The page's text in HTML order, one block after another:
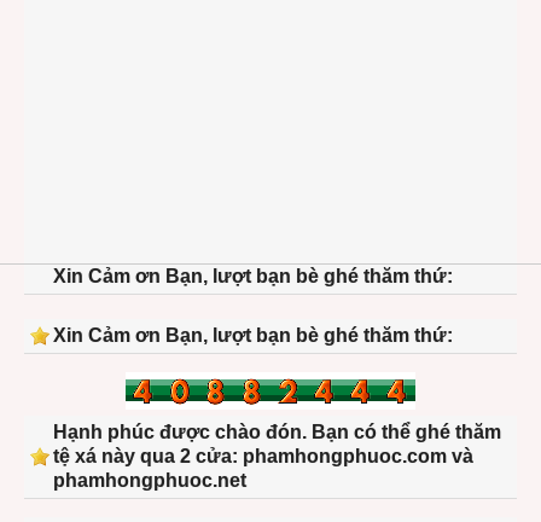
Xin Cảm ơn Bạn, lượt bạn bè ghé thăm thứ:
Xin Cảm ơn Bạn, lượt bạn bè ghé thăm thứ:
Hạnh phúc được chào đón. Bạn có thể ghé thăm
tệ xá này qua 2 cửa: phamhongphuoc.com và
phamhongphuoc.net